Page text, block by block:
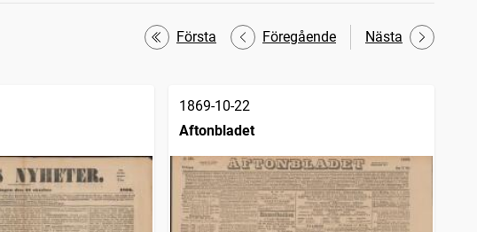
Första Föregående Nästa
1869-10-22
Aftonbladet